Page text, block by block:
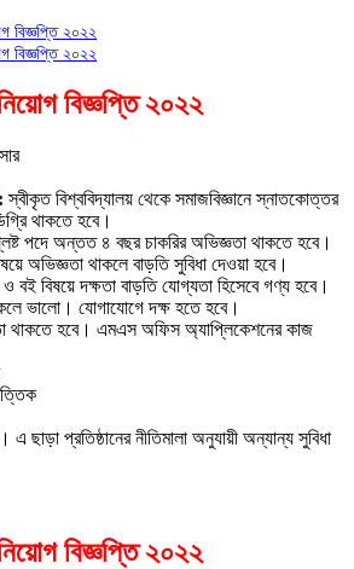
বিজ্ঞপ্তি ২০২২
বিজ্ঞপ্তি ২০২২
বিজ্ঞপ্তি ২০২২
স্বীকৃত বিশ্ববিদ্যালয় থেকে সমাজবিজ্ঞানে স্নাতকোত্তর
থাকতে হবে।
পদে অন্তত ৪ বছর চাকরির অভিজ্ঞতা থাকতে হবে।
অভিজ্ঞতা থাকলে বাড়তি সুবিধা দেওয়া হবে।
ও বই বিষয়ে দক্ষতা বাড়তি যোগ্যতা হিসেবে গণ্য হবে।
ভালো। যোগাযোগে দক্ষ হতে হবে।
থাকতে হবে। এমএস অফিস অ্যাপ্লিকেশনের কাজ
ছাড়া প্রতিষ্ঠানের নীতিমালা অনুযায়ী অন্যান্য সুবিধা
বিজ্ঞপ্তি ২০২২